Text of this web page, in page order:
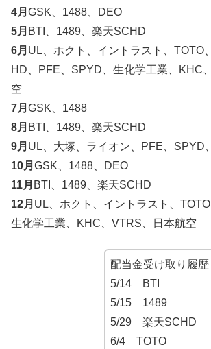
4月 GSK、1488、DEO
5月 BTI、1489、楽天SCHD
6月 UL、ホクト、イントラスト、TOTO
HD、PFE、SPYD、生化学工業、KHC
空
7月 GSK、1488
8月 BTI、1489、楽天SCHD
9月 UL、大塚、ライオン、PFE、SPYD
10月 GSK、1488、DEO
11月 BTI、1489、楽天SCHD
12月 UL、ホクト、イントラスト、
生化学工業、KHC、VTRS、日本航空
配当金受け取り履歴
5/14 BTI
5/15 1489
5/29 楽天SCHD
6/4 TOTO